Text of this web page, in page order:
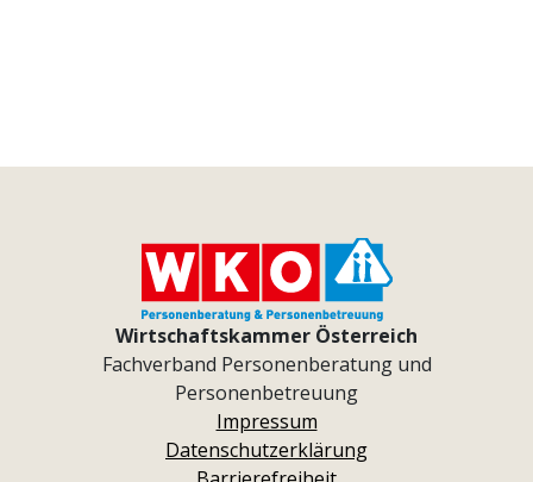
Wirtschaftskammer Österreich
Fachverband Personenberatung und
Personenbetreuung
Impressum
Datenschutzerklärung